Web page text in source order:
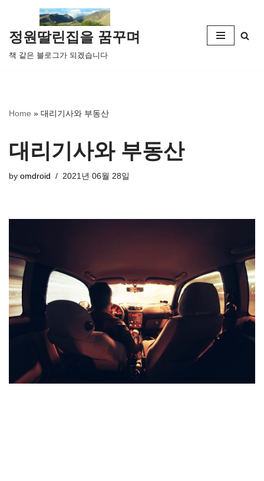
콘
텐
츠
뛰
정원딸린집을 꿈꾸며
책 같은 블로그가 되겠습니다
Home » 대리기사와 부동산
대리기사와 부동산
by omdroid 2021년 06월 28일